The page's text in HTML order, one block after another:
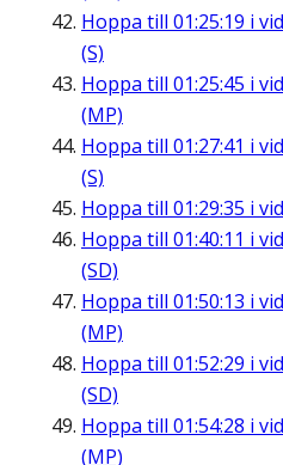
Hoppa till 01:25:19 i
(S)
Hoppa till 01:25:45 i
(MP)
Hoppa till 01:27:41 i
(S)
Hoppa till 01:29:35 i
Hoppa till 01:40:11 i
(SD)
Hoppa till 01:50:13 i
(MP)
Hoppa till 01:52:29 i
(SD)
Hoppa till 01:54:28 i
(MP)